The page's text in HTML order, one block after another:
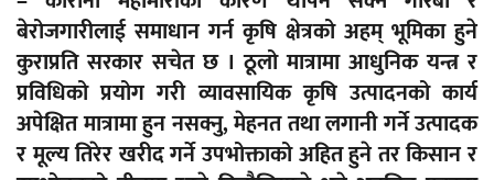
बेरोजगारीलाई समाधान गर्न कृषि क्षेत्रको अहम् भूमिका हुने
कुराप्रति सरकार सचेत छ । ठूलो मात्रामा आधुनिक यन्त्र र
प्रविधिको प्रयोग गरी व्यावसायिक कृषि उत्पादनको कार्य
अपेक्षित मात्रामा हुन नसक्नु, मेहनत तथा लगानी गर्ने उत्पादक
र मूल्य तिरेर खरीद गर्ने उपभोक्ताको अहित हुने तर किसान र